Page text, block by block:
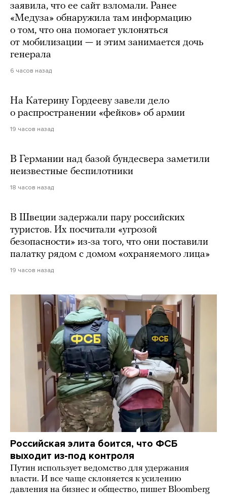
заявила, что ее сайт взломали. Ранее
«Медуза» обнаружила там информацию
о том, что она помогает уклоняться
от мобилизации — и этим занимается дочь
генерала
6 часов назад
На Катерину Гордееву завели дело
о распространении «фейков» об армии
19 часов назад
В Германии над базой бундесвера заметили
неизвестные беспилотники
18 часов назад
В Швеции задержали пару российских
туристов. Их посчитали «угрозой
безопасности» из-за того, что они поставили
палатку рядом с домом «охраняемого лица»
19 часов назад
Российская элита боится, что ФСБ
выходит из-под контроля
Путин использует ведомство для удержания
власти. И все чаще склоняется к усилению
давления на бизнес и общество, пишет Bloomberg